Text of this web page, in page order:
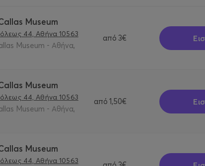
Museum
44, Αθήνα 10563
Museum - Αθήνα,
από 3€
Museum
44, Αθήνα 10563
Museum - Αθήνα,
από 1,50€
Museum
44, Αθήνα 10563